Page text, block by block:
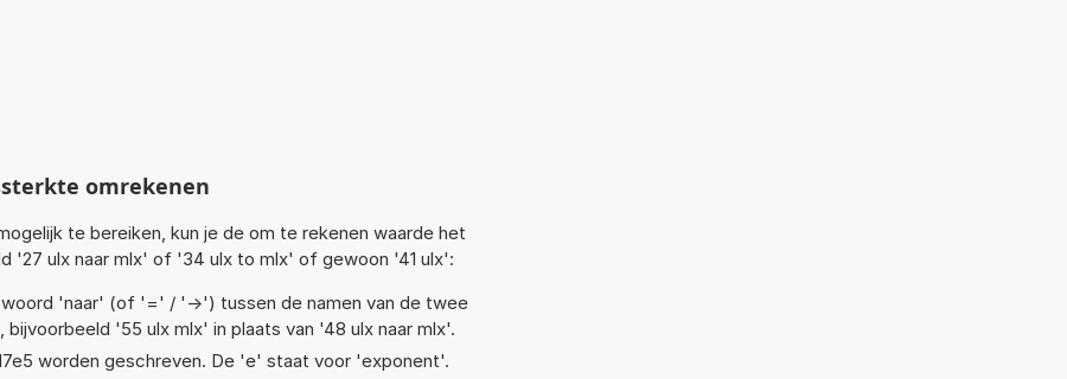
omrekenen
te bereiken, kun je de om te rekenen waarde het
'27 ulx naar mlx' of '34 ulx to mlx' of gewoon '41 ulx':
'naar' (of '=' / '->') tussen de namen van de twee
'55 ulx mlx' in plaats van '48 ulx naar mlx'.
worden geschreven. De 'e' staat voor 'exponent'.